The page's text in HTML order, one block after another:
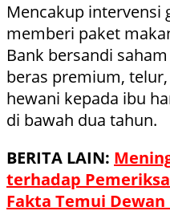
Mencakup intervensi
memberi paket
Bank bersandi
beras premium,
hewani kepada ibu
di bawah dua tahun.
BERITA LAIN:
terhadap
Fakta Temui Dewan